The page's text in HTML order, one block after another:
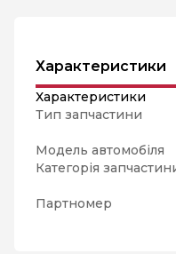
Характеристики
Характеристики
Тип запчастини
Модель автомобіля
Категорія
Партномер